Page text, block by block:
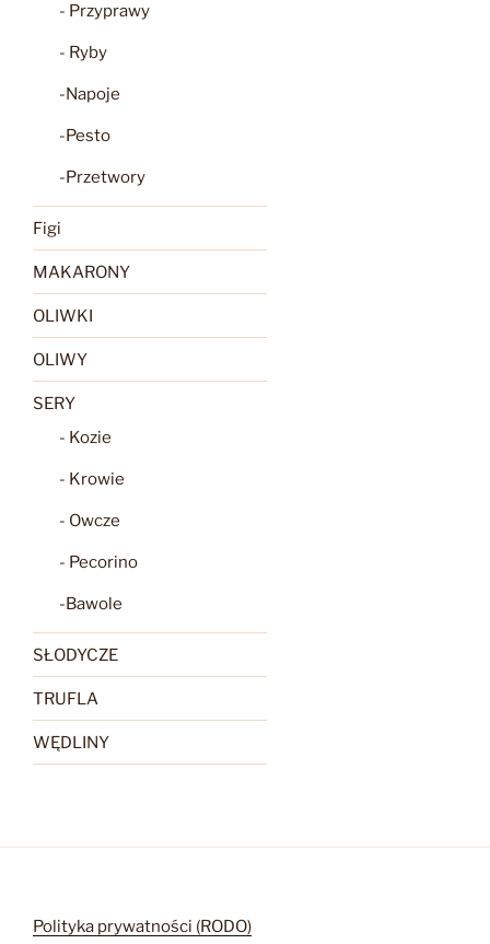
- Przyprawy
- Ryby
-Napoje
-Pesto
-Przetwory
Figi
MAKARONY
OLIWKI
OLIWY
SERY
- Kozie
- Krowie
- Owcze
- Pecorino
-Bawole
SŁODYCZE
TRUFLA
WĘDLINY
Polityka prywatności (RODO)